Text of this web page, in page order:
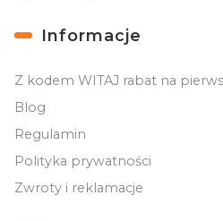
Informacje
Z kodem WITAJ rabat na
Blog
Regulamin
Polityka prywatności
Zwroty i reklamacje